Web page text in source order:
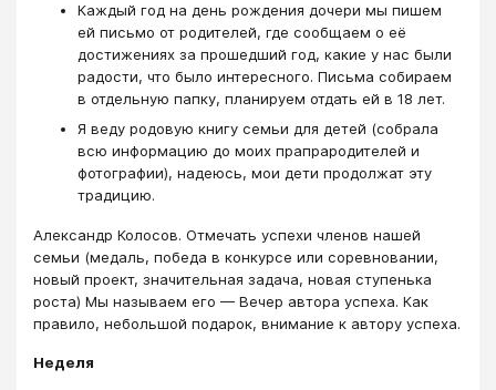
Каждый год на день рождения дочери мы пишем
ей письмо от родителей, где сообщаем о её
достижениях за прошедший год, какие у нас были
радости, что было интересного. Письма собираем
в отдельную папку, планируем отдать ей в 18 лет.
Я веду родовую книгу семьи для детей (собрала
всю информацию до моих прапрародителей и
фотографии), надеюсь, мои дети продолжат эту
традицию.
Александр Колосов. Отмечать успехи членов нашей
семьи (медаль, победа в конкурсе или соревновании,
новый проект, значительная задача, новая ступенька
роста) Мы называем его — Вечер автора успеха. Как
правило, небольшой подарок, внимание к автору успеха.
Неделя